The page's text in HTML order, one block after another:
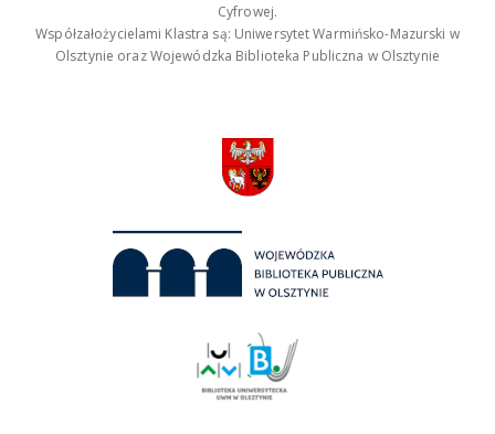
Cyfrowej.
Współzałożycielami Klastra są: Uniwersytet Warmińsko-Mazurski w
Olsztynie oraz Wojewódzka Biblioteka Publiczna w Olsztynie